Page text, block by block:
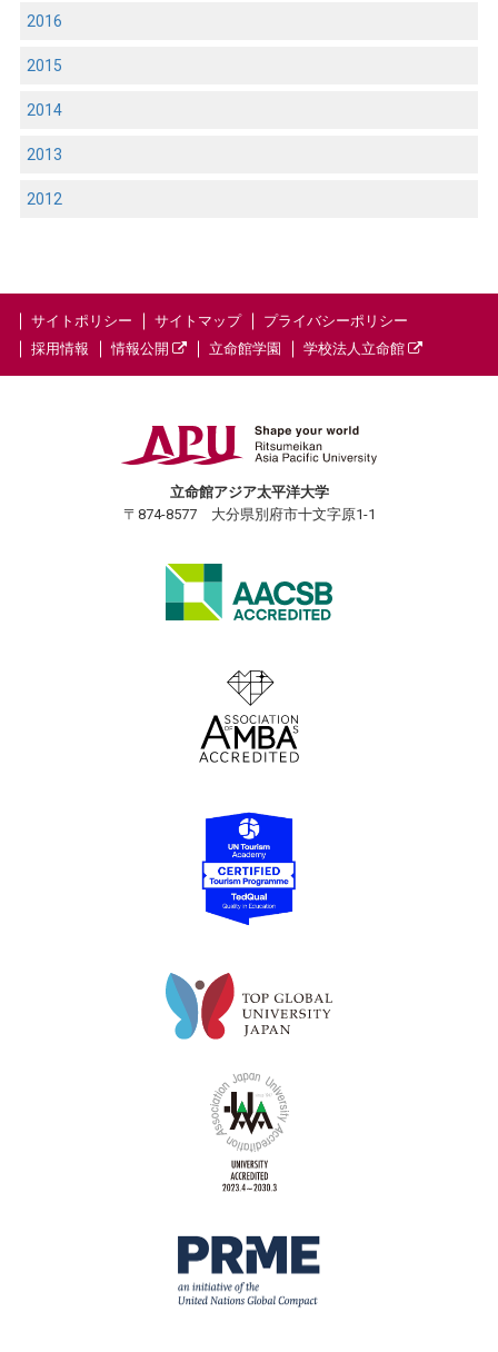
2016
2015
2014
2013
2012
サイトポリシー サイトマップ
プライバシーポリシー
採用情報
情報公開 立命館学園 学校法人立命館
立命館アジア太平洋大学
〒874-8577 大分県別府市十文字原1-1